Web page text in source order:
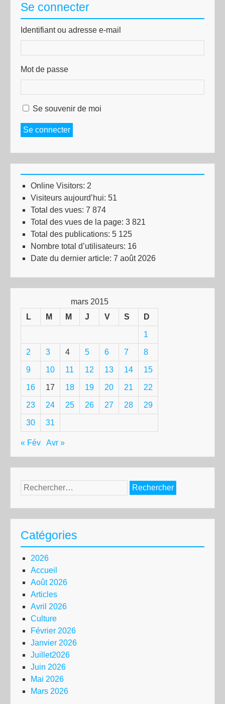
Se connecter
Identifiant ou adresse e-mail
Mot de passe
Se souvenir de moi
Se connecter
Online Visitors: 2
Visiteurs aujourd’hui: 51
Total des vues: 7 874
Total des vues de la page: 3 821
Total des publications: 5 125
Nombre total d’utilisateurs: 16
Date du dernier article: 7 août 2026
mars 2015
L
M M J V S D
1
2 3 4 5 6 7 8
9 10 11 12 13 14 15
16 17 18 19 20 21 22
23 24 25 26 27 28 29
30 31
« Fév Avr »
Rechercher :
Catégories
2026
Accueil
Août 2026
Articles
Avril 2026
Culture
Février 2026
Janvier 2026
Juillet2026
Juin 2026
Mai 2026
Mars 2026